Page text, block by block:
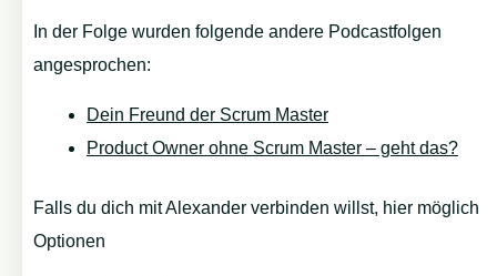
In der Folge wurden folgende andere Podcastfolgen
angesprochen:
Dein Freund der Scrum Master
Product Owner ohne Scrum Master – geht das?
Falls du dich mit Alexander verbinden willst, hier möglich
Optionen